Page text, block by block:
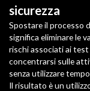
sicurezza
Spostare il processo
significa eliminare le
rischi associati ai
concentrarsi sulle
senza utilizzare
Il risultato è un